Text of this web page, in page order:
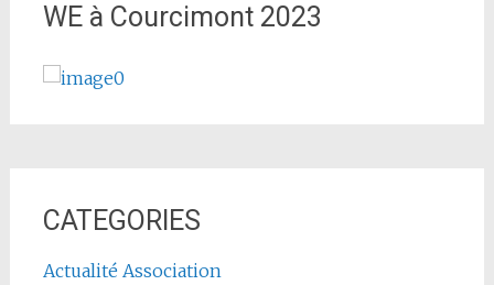
WE à Courcimont 2023
CATEGORIES
Actualité Association